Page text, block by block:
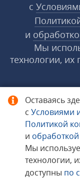
Оставаясь
с Условиями
Политикой
и
Мы
технологии,
доступны по
с
и
Мы
технологии,
©